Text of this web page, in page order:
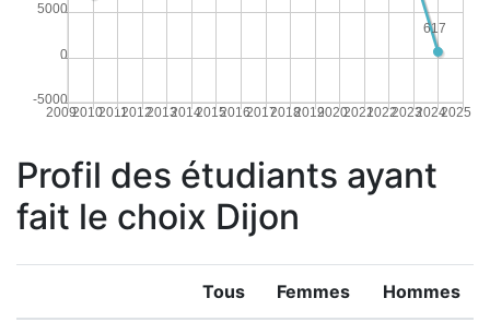
20092010201120122013201420152016201720182019202020212022202320242025
-5000
0
5000
617
Profil des étudiants ayant
fait le choix Dijon
Tous Femmes Hommes